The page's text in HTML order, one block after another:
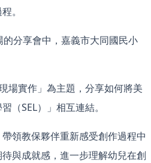
。
分享會中，嘉義市大同國民小
場實作」為主題，分享如何將美
（SEL）」相互連結。
領教保夥伴重新感受創作過程中
與成就感，進一步理解幼兒在創